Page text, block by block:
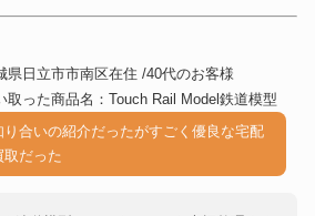
県日立市市南区在住 /40代のお客様
取った商品名：Touch Rail Model鉄道模型
り合いの紹介だったがすごく優良な宅配
取だった